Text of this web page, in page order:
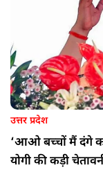
उत्तर प्रदेश
‘आओ बच्चों मैं दंगे
योगी की कड़ी